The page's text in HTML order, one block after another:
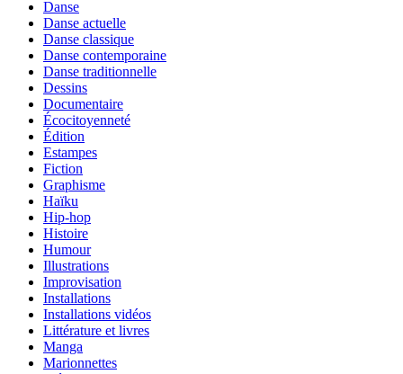
Danse
Danse actuelle
Danse classique
Danse contemporaine
Danse traditionnelle
Dessins
Documentaire
Écocitoyenneté
Édition
Estampes
Fiction
Graphisme
Haïku
Hip-hop
Histoire
Humour
Illustrations
Improvisation
Installations
Installations vidéos
Littérature et livres
Manga
Marionnettes